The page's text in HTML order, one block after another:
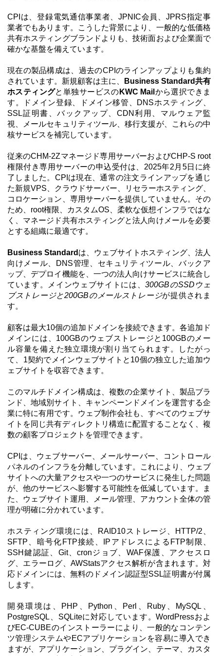
CPIは、登録電気通信事業者、JPNIC会員、JPRS指定事
業者でもあります。こうした背景により、一般的な低価格
共有ホスティングブランドよりも、技術面および企業面で
確かな基盤を備えています。
現在の製品構成は、過去のCPIのラインアップよりも集約
されています。新規顧客は主に、
Business Standard共有
ホスティングと単独サービスの KWC Mail から選択できま
す。ドメイン登録、ドメイン移管、DNSホスティング、
SSL証明書、バックアップ、CDN利用、マルウェア監
視、メールセキュリティツール、移行支援が、これらの中
核サービスを補完しています。
従来のCHM-2Zマネージド専用サーバーおよびCHP-S root
権限付き専用サーバーの申込受付は、2025年2月5日に終
了しました。CPIは現在、通常の注文ラインアップを通じ
た新規VPS、クラウドサーバー、リセラーホスティング、
コロケーション、専用サーバーを提供していません。その
ため、root権限、カスタムOS、柔軟な仮想インフラではな
く、マネージド共有ホスティングと法人向けメールを必要
とする組織に最適です。
Business Standard は、ウェブサイトホスティング、法人
向けメール、DNS管理、セキュリティツール、バックア
ップ、デプロイ機能を、一つの法人向けサービスに統合し
ています。メインウェブサイトには、300GBのSSDウェ
ブストレージと200GBのメールストレージが提供されま
す。
顧客は最大10個の追加ドメインを接続できます。各追加ド
メインには、100GBのウェブストレージと100GBのメー
ル容量を備えた独立環境が割り当てられます。したがっ
て、1契約でメインウェブサイトと10個の独立した追加ウ
ェブサイトを収容できます。
このマルチドメイン構成は、複数の企業サイト、製品ブラ
ンド、地域別サイト、キャンペーンドメインを運営する企
業に特に有用です。ウェブ制作会社も、すべてのウェブサ
イトを同じ共有ディレクトリ構造に配置することなく、複
数の顧客プロジェクトを管理できます。
CPIは、ウェブサーバー、メールサーバー、コントロール
パネルのインフラを分離しています。これにより、ウェブ
サイトへの大量アクセスや一つのサービスに発生した問題
が、他のサービスへ影響する可能性を低減しています。ま
た、ウェブサイト運用、メール管理、アカウント全体の管
理が明確に分かれています。
ホスティング環境には、RAID10ストレージ、HTTP/2、
SFTP、暗号化FTP接続、IPアドレスによるFTP制限、
SSH鍵認証、Git、cronジョブ、WAF保護、アクセスロ
グ、エラーログ、AWStatsアクセス解析が含まれます。対
応ドメインには、無料のドメイン認証型SSL証明書が付属
します。
開発環境は、PHP、Python、Perl、Ruby、MySQL、
PostgreSQL、SQLiteに対応しています。WordPressおよ
びEC-CUBEのインストーラーにより、一般的なコンテン
ツ管理システムやECアプリケーションを容易に導入でき
ますが、アプリケーション、プラグイン、テーマ、カスタ